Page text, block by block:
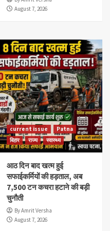
August 7, 2026
current issue
Patna
बिहार
राज्य स्वास्थ्य
आठ दिन बाद खत्म हुई
सफाईकर्मियों की हड़ताल, अब
7,500 टन कचरा हटाने की बड़ी
चुनौती
By Amrit Versha
August 7, 2026